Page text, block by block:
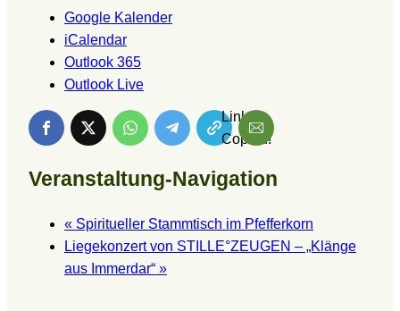
Google Kalender
iCalendar
Outlook 365
Outlook Live
Link is
Copied!
Veranstaltung-Navigation
« Spiritueller Stammtisch im Pfefferkorn
Liegekonzert von STILLE°ZEUGEN – „Klänge
aus Immerdar“ »